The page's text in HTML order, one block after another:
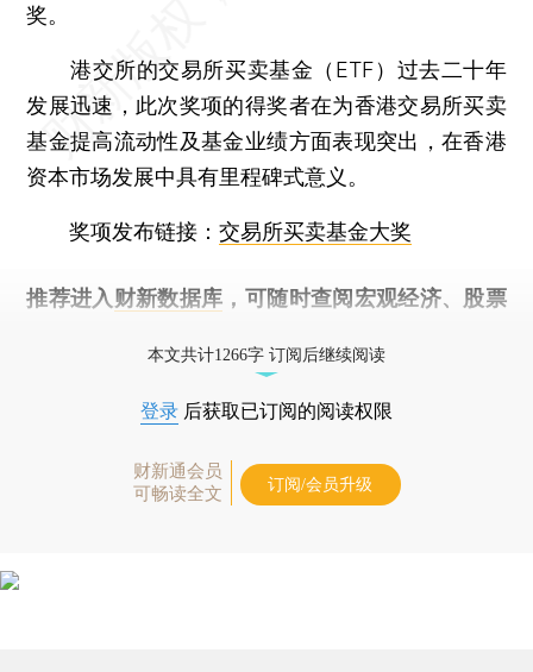
奖。
港交所的交易所买卖基金（ETF）过去二十年
发展迅速，此次奖项的得奖者在为香港交易所买卖
基金提高流动性及基金业绩方面表现突出，在香港
资本市场发展中具有里程碑式意义。
奖项发布链接：交易所买卖基金大奖
推荐进入 财新数据库 ，可随时查阅宏观经济、股票
本文共计1266字 订阅后继续阅读
登录 后获取已订阅的阅读权限
财新通会员
可畅读全文
订阅/会员升级